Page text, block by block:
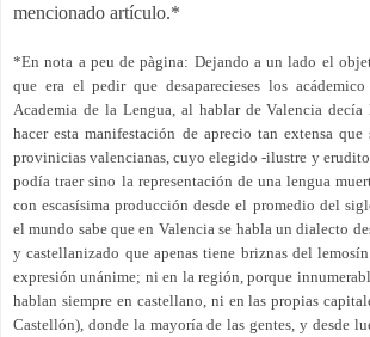
mencionado artículo.*
*En nota a peu de pàgina: Dejando a un lado el
que era el pedir que desaparecieses los
Academia de la Lengua, al hablar de Valencia
hacer esta manifestación de aprecio tan extensa
provinicias valencianas, cuyo elegido -ilustre y
podía traer sino la representación de una lengua
con escasísima producción desde el promedio del
el mundo sabe que en Valencia se habla un dialecto
y castellanizado que apenas tiene briznas del
expresión unánime; ni en la región, porque
hablan siempre en castellano, ni en las propias
Castellón), donde la mayoría de las gentes, y desde